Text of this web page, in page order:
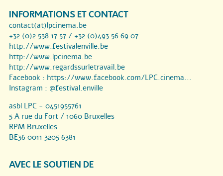
INFORMATIONS ET CONTACT
contact(at)lpcinema.be
+32 (0)2 538 17 57 / +32 (0)493 56 69 07
http://www.festivalenville.be
http://www.lpcinema.be
http://www.regardssurletravail.be
Facebook : https://www.facebook.com/LPC.cinema...
Instagram : @festival.enville
asbl LPC - 0451955761
5 A rue du Fort / 1060 Bruxelles
RPM Bruxelles
BE36 0011 3205 6381
AVEC LE SOUTIEN DE